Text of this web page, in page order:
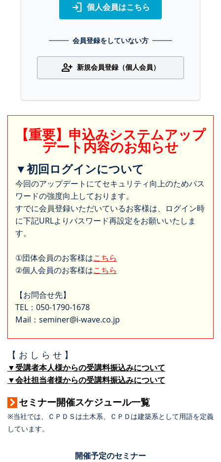
login 個人会員はこちら
会員登録をしていない方
person_add 新規会員登録（個人会員）
【重要】申込みシステムアップ
デート内容のお知らせ
▼初回ログインについて
今回のアップデートにてセキュリティ向上のためパス
ワードの強度向上しております。
すでに会員登録いただいているお客様は、ログイン時
に下記URLよりパスワード再設定をお願いいたしま
す。
①団体会員のお客様はこちら
②個人会員のお客様はこちら
【お問合せ先】
TEL：050-1790-1678
Mail：seminer@i-wave.co.jp
【 お し ら せ 】
▼受講者本人様からの受講料振込みについて
▼会社担当者様からの受講料振込みについて
セミナー開催スケジュール一覧
※当社では、ＣＰＤＳは土木系、ＣＰＤは建築系として用語を定義
しています。
開催予定のセミナー